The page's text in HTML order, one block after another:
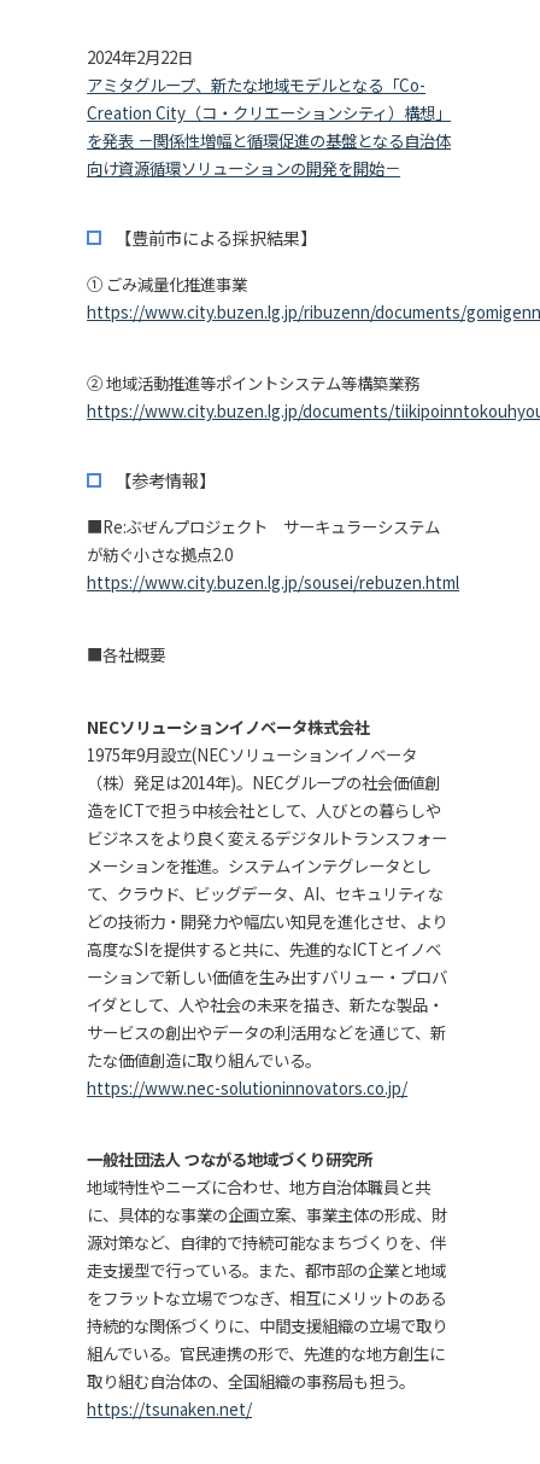
2024年2月22日
アミタグループ、新たな地域モデルとなる「Co-
Creation City（コ・クリエーションシティ）構想」
を発表 －関係性増幅と循環促進の基盤となる自治体
向け資源循環ソリューションの開発を開始－
【豊前市による採択結果】
① ごみ減量化推進事業
https://www.city.buzen.lg.jp/ribuzenn/documents/
② 地域活動推進等ポイントシステム等構築業務
https://www.city.buzen.lg.jp/documents/
【参考情報】
■Re:ぶぜんプロジェクト サーキュラーシステム
が紡ぐ小さな拠点2.0
https://www.city.buzen.lg.jp/sousei/rebuzen.html
■各社概要
NECソリューションイノベータ株式会社
1975年9月設立(NECソリューションイノベータ
（株）発足は2014年)。NECグループの社会価値創
造をICTで担う中核会社として、人びとの暮らしや
ビジネスをより良く変えるデジタルトランスフォー
メーションを推進。システムインテグレータとし
て、クラウド、ビッグデータ、AI、セキュリティな
どの技術力・開発力や幅広い知見を進化させ、より
高度なSIを提供すると共に、先進的なICTとイノベ
ーションで新しい価値を生み出すバリュー・プロバ
イダとして、人や社会の未来を描き、新たな製品・
サービスの創出やデータの利活用などを通じて、新
たな価値創造に取り組んでいる。
https://www.nec-solutioninnovators.co.jp/
一般社団法人 つながる地域づくり研究所
地域特性やニーズに合わせ、地方自治体職員と共
に、具体的な事業の企画立案、事業主体の形成、財
源対策など、自律的で持続可能なまちづくりを、伴
走支援型で行っている。また、都市部の企業と地域
をフラットな立場でつなぎ、相互にメリットのある
持続的な関係づくりに、中間支援組織の立場で取り
組んでいる。官民連携の形で、先進的な地方創生に
取り組む自治体の、全国組織の事務局も担う。
https://tsunaken.net/